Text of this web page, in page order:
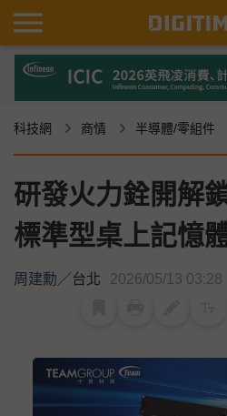
科技網 商情 半導體/零組件
研發火力銓開解
標準型桌上記憶
周建勳／台北 2026/05/13 03:28